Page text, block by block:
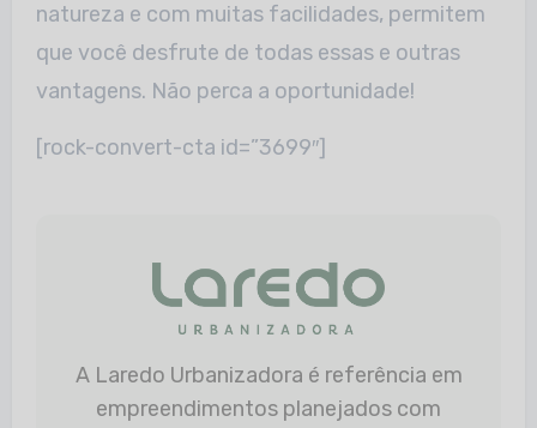
natureza e com muitas facilidades, permitem
que você desfrute de todas essas e outras
vantagens. Não perca a oportunidade!
[rock-convert-cta id=”3699″]
A Laredo Urbanizadora é referência em
empreendimentos planejados com